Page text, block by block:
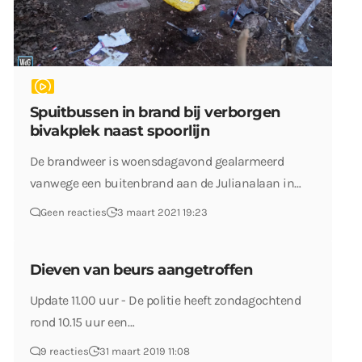
Spuitbussen in brand bij verborgen
bivakplek naast spoorlijn
De brandweer is woensdagavond gealarmeerd
vanwege een buitenbrand aan de Julianalaan in…
Geen reacties 3 maart 2021 19:23
Dieven van beurs aangetroffen
Update 11.00 uur - De politie heeft zondagochtend
rond 10.15 uur een…
9 reacties 31 maart 2019 11:08